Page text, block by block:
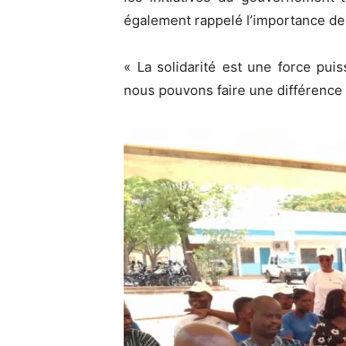
également rappelé l’importance
« La solidarité est une force
nous pouvons faire une